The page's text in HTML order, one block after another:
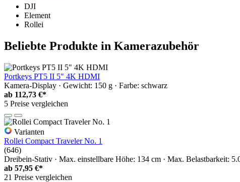
DJI
Element
Rollei
Beliebte Produkte in Kamerazubehör
Portkeys PT5 II 5" 4K HDMI
Kamera-Display · Gewicht: 150 g · Farbe: schwarz
ab 112,73 €*
5 Preise vergleichen
Varianten
Rollei Compact Traveler No. 1
(646)
Dreibein-Stativ · Max. einstellbare Höhe: 134 cm · Max. Belastbarkeit:
ab 57,95 €*
21 Preise vergleichen